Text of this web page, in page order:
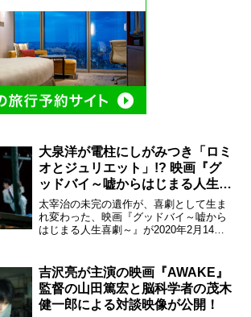
大泉洋が電柱にしがみつき「ロミ
オとジュリエット」!? 映画『グ
ッドバイ～嘘からはじまる人生喜
劇～』場面写真！
太宰治の未完の遺作が、喜劇として生ま
れ変わった、映画『グッドバイ～嘘から
はじまる人生喜劇～』が2020年2月14日
一挙解禁となった。 原作は、鬼才・ケラ
リーノ・...
吉沢亮が主演の映画『AWAKE』
監督の山田篤宏と脳科学者の茂木
健一郎による対談映像が公開！